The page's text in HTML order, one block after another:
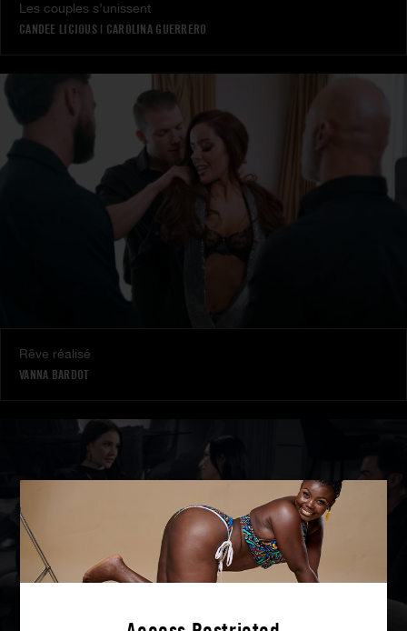
Les couples s’unissent
CANDEE LICIOUS| CAROLINA GUERRERO
Rêve réalisé
VANNA BARDOT